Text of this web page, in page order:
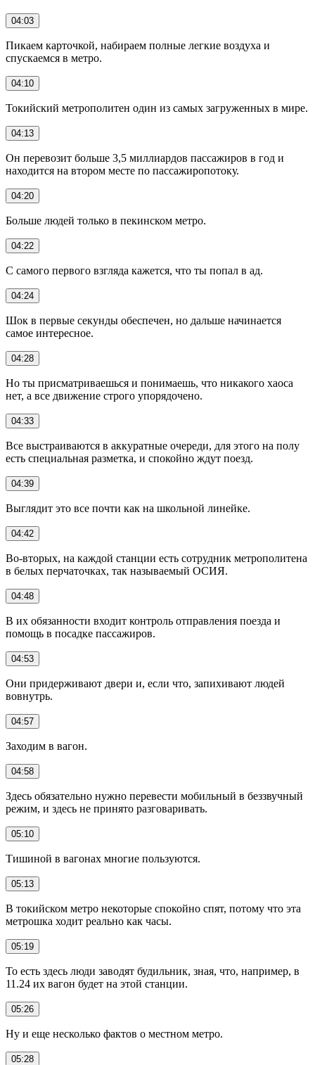
04:03
Пикаем карточкой, набираем полные легкие воздуха и
спускаемся в метро.
04:10
Токийский метрополитен один из самых загруженных в мире.
04:13
Он перевозит больше 3,5 миллиардов пассажиров в год и
находится на втором месте по пассажиропотоку.
04:20
Больше людей только в пекинском метро.
04:22
С самого первого взгляда кажется, что ты попал в ад.
04:24
Шок в первые секунды обеспечен, но дальше начинается
самое интересное.
04:28
Но ты присматриваешься и понимаешь, что никакого хаоса
нет, а все движение строго упорядочено.
04:33
Все выстраиваются в аккуратные очереди, для этого на полу
есть специальная разметка, и спокойно ждут поезд.
04:39
Выглядит это все почти как на школьной линейке.
04:42
Во-вторых, на каждой станции есть сотрудник метрополитена
в белых перчаточках, так называемый ОСИЯ.
04:48
В их обязанности входит контроль отправления поезда и
помощь в посадке пассажиров.
04:53
Они придерживают двери и, если что, запихивают людей
вовнутрь.
04:57
Заходим в вагон.
04:58
Здесь обязательно нужно перевести мобильный в беззвучный
режим, и здесь не принято разговаривать.
05:10
Тишиной в вагонах многие пользуются.
05:13
В токийском метро некоторые спокойно спят, потому что эта
метрошка ходит реально как часы.
05:19
То есть здесь люди заводят будильник, зная, что, например, в
11.24 их вагон будет на этой станции.
05:26
Ну и еще несколько фактов о местном метро.
05:28